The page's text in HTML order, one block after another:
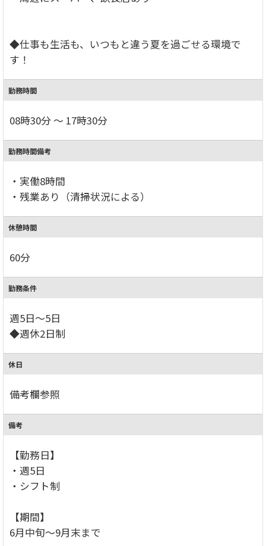
◆仕事も生活も、いつもと違う夏を過ごせる環境で
す！
勤務時間
08時30分 ～ 17時30分
勤務時間備考
・実働8時間
・残業あり（清掃状況による）
休憩時間
60分
勤務条件
週5日～5日
◆週休2日制
休日
備考欄参照
備考
【勤務日】
・週5日
・シフト制
【期間】
6月中旬～9月末まで